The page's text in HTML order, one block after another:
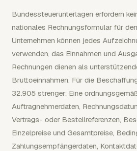
Bundessteuerunterlagen erfordern
nationales Rechnungsformular für
Unternehmen können jedes
verwenden, das Einnahmen und
Rechnungen dienen als
Bruttoeinnahmen. Für die
32.905 strenger: Eine
Auftragnehmerdaten,
Vertrags- oder Bestellreferenzen,
Einzelpreise und Gesamtpreise,
Zahlungsempfängerdaten,